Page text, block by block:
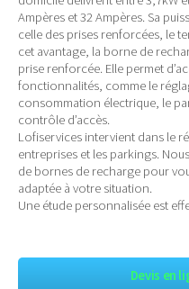
Ampères et 32 Ampères. Sa
celle des prises renforcées, le
cet avantage, la borne de
prise renforcée. Elle permet
fonctionnalités, comme le
consommation électrique, le
contrôle d’accès.
Lofiservices intervient dans le
entreprises et les parkings.
de bornes de recharge pour
adaptée à votre situation.
Une étude personnalisée est
Devis en